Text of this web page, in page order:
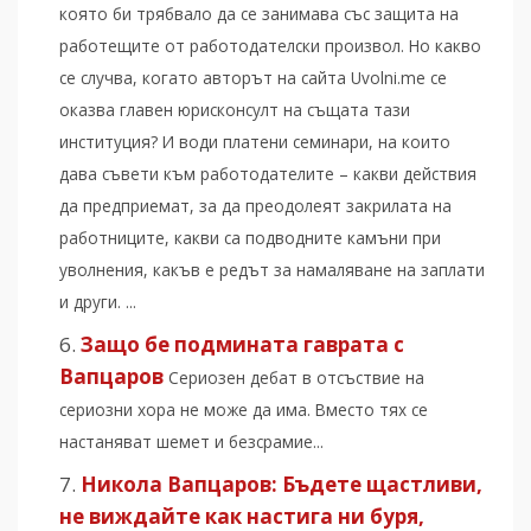
която би трябвало да се занимава със защита на
работещите от работодателски произвол. Но какво
се случва, когато авторът на сайта Uvolni.me се
оказва главен юрисконсулт на същата тази
институция? И води платени семинари, на които
дава съвети към работодателите – какви действия
да предприемат, за да преодолеят закрилата на
работниците, какви са подводните камъни при
уволнения, какъв е редът за намаляване на заплати
и други. ...
Защо бе подмината гаврата с
Вапцаров Сериозен дебат в отсъствие на
сериозни хора не може да има. Вместо тях се
настаняват шемет и безсрамие...
Никола Вапцаров: Бъдете щастливи,
не виждайте как настига ни буря,